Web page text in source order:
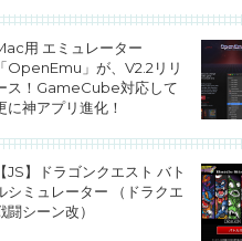
用 エミュレーター
「OpenEmu」が、V2.2リリ
ス！GameCube対応して
に神アプリ進化！
【JS】ドラゴンクエスト バト
シミュレーター （ドラクエ
闘シーン改）